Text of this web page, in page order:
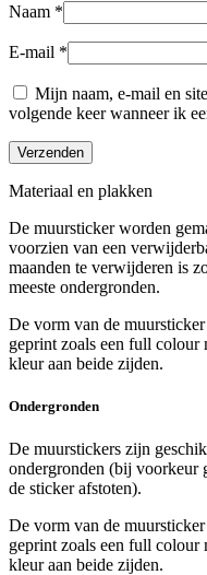
Naam *
E-mail *
Mijn naam, e-mail en
volgende keer wanneer ik
Materiaal en plakken
De muursticker worden
voorzien van een
maanden te verwijderen is
meeste ondergronden.
De vorm van de
geprint zoals een full colour
kleur aan beide zijden.
Ondergronden
De muurstickers zijn
ondergronden (bij voorkeur
de sticker afstoten).
De vorm van de
geprint zoals een full colour
kleur aan beide zijden.